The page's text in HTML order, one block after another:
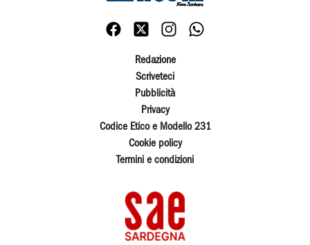
Redazione
Scriveteci
Pubblicità
Privacy
Codice Etico e Modello 231
Cookie policy
Termini e condizioni